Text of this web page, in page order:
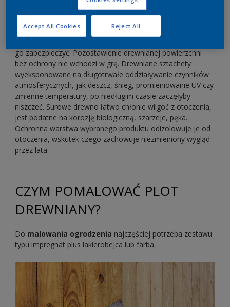
Abypłot drewniany
wyglądał nienagannie i służył bez
go zabezpieczyć. Pozostawienie drewnianej powierzchni
bez ochrony nie wchodzi w grę. Drewniane sztachety
wyeksponowane na długotrwałe oddziaływanie czynników
atmosferycznych, jak deszcz, śnieg, promieniowanie UV czy
zmienne temperatury, po niedługim czasie zaczęłyby
niszczeć. Surowe drewno łatwo chłonie wilgoć z otoczenia,
jest podatne na korozję biologiczną, szarzeje, pęka.
Ochronna warstwa wybranego produktu odizolowuje je od
otoczenia, wskutek czego zachowuje niezmieniony wygląd
przez lata.
CZYM POMALOWAĆ PLOT
DREWNIANY?
Do malowania ogrodzenia najczęściej potrzeba zestawu
typu impregnat plus lakierobejca lub farba:
Reject All
Accept All Cookies